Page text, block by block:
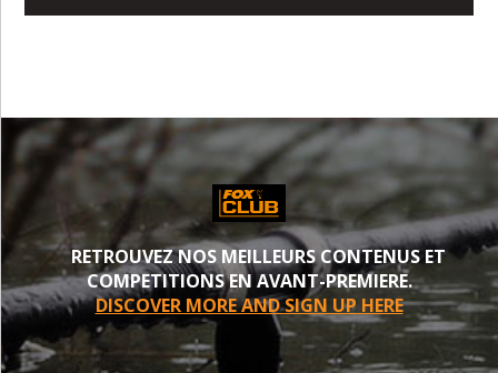
RETROUVEZ NOS MEILLEURS CONTENUS ET
COMPETITIONS EN AVANT-PREMIERE.
DISCOVER MORE AND SIGN UP HERE